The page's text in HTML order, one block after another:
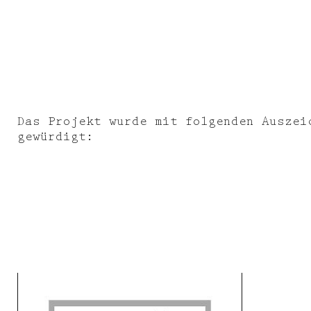
Das Projekt wurde mit folgenden
gewürdigt: